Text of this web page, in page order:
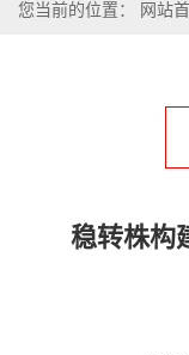
您当前的位置： 网站
稳转株构